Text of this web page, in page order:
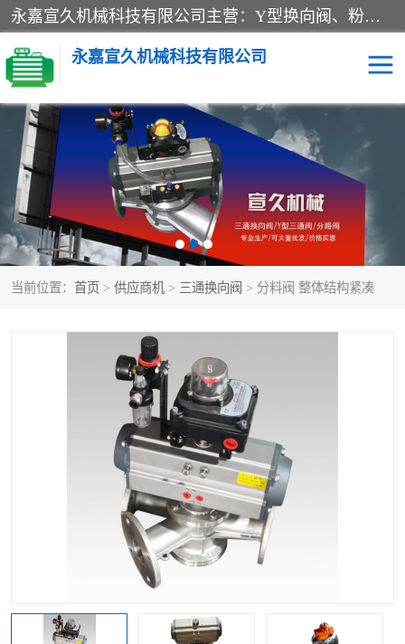
永嘉宣久机械科技有限公司主营：Y型换向阀、粉体换向阀、板式换向阀、三通换向阀、三通换向器、三通分路阀、管路换向阀等产品及服务。
永嘉宣久机械科技有限公司
当前位置： 首页 > 供应商机 > 三通换向阀 > 分料阀 整体结构紧凑
换向阀 Y型换向阀
板式换向阀 粉料换向阀
粉体换向阀 管道换向阀
管路换向阀 三通换向阀
三通换向器 三通阀
粉体三通阀
不锈钢三通阀
翻板转向阀
Y型球阀
气动球阀